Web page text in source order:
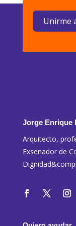
Unirme
Jorge Enrique
Arquitecto,
Exsenador de